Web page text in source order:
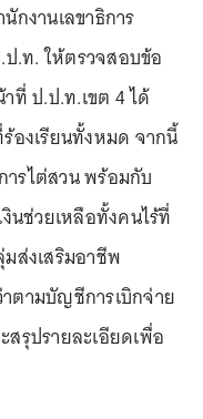
งานเลขาธิการ
ป.ท. ให้ตรวจสอบข้อ
าที่ ป.ป.ท.เขต 4 ได้
องเรียนทั้งหมด จากนี้
ารไต่สวน พร้อมกับ
นช่วยเหลือทั้งคนไร้ที่
ส่งเสริมอาชีพ
ตามบัญชีการเบิกจ่าย
สรุปรายละเอียดเพื่อ